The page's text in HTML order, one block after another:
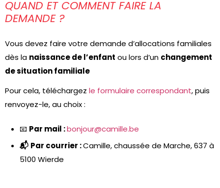
QUAND ET COMMENT FAIRE LA
DEMANDE ?
Vous devez faire votre demande d’allocations familiales
dès la naissance de l’enfant ou lors d’un changement
de situation familiale
Pour cela, téléchargez le formulaire correspondant, puis
renvoyez-le, au choix :
📧 Par mail :bonjour@camille.be
📬 Par courrier :Camille, chaussée de Marche, 637 à
5100 Wierde